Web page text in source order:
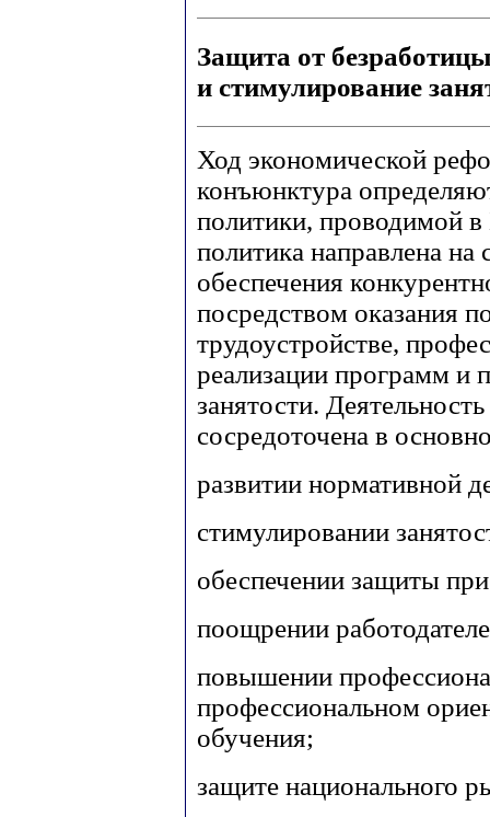
Защита от
и стимулирование
Ход экономической
конъюнктура
политики, проводимой в
политика направлена на
обеспечения
посредством оказания
трудоустройстве,
реализации программ и
занятости.
сосредоточена в
развитии нормативной
стимулировании
обеспечении защиты
поощрении
повышении
профессиональном
обучения;
защите национального